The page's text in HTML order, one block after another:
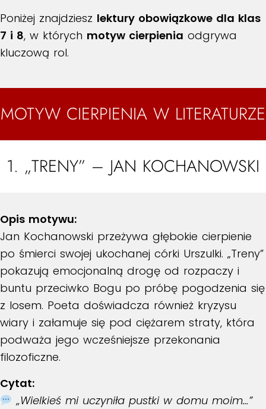
Poniżej znajdziesz lektury obowiązkowe dla klas
7 i 8, w których motyw cierpienia odgrywa
kluczową rol.
MOTYW CIERPIENIA W LITERATURZE
1. „TRENY” – JAN KOCHANOWSKI
Opis motywu:
Jan Kochanowski przeżywa głębokie cierpienie
po śmierci swojej ukochanej córki Urszulki. „Treny”
pokazują emocjonalną drogę od rozpaczy i
buntu przeciwko Bogu po próbę pogodzenia się
z losem. Poeta doświadcza również kryzysu
wiary i załamuje się pod ciężarem straty, która
podważa jego wcześniejsze przekonania
filozoficzne.
Cytat:
„Wielkieś mi uczyniła pustki w domu moim…”